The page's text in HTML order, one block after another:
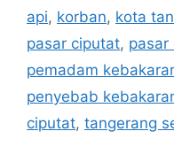
api, korban, kota
pasar ciputat, pasar
pemadam
penyebab
ciputat, tangerang